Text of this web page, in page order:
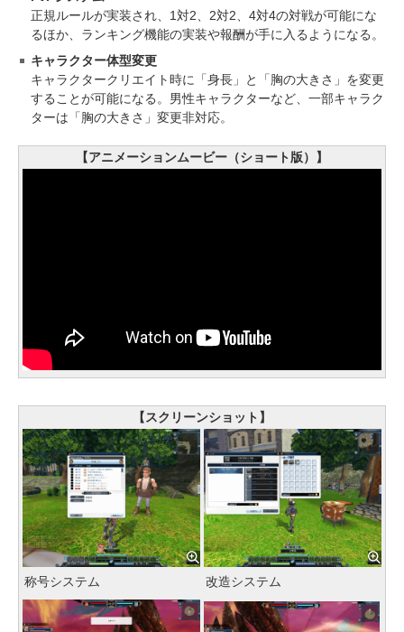
正規ルールが実装され、1対2、2対2、4対4の対戦が可能にな
るほか、ランキング機能の実装や報酬が手に入るようになる。
キャラクター体型変更
キャラクタークリエイト時に「身長」と「胸の大きさ」を変更
することが可能になる。男性キャラクターなど、一部キャラク
ターは「胸の大きさ」変更非対応。
【アニメーションムービー（ショート版）】
【スクリーンショット】
称号システム 改造システム